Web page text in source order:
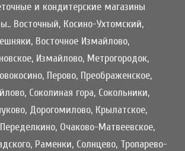
и кондитерские магазины
Восточный, Косино-Ухтомский,
Восточное Измайлово,
Измайлово, Метрогородок,
Перово, Преображенское,
Соколиная гора, Сокольники,
Дорогомилово, Крылатское,
Очаково-Матвеевское,
Раменки, Солнцево, Тропарево-